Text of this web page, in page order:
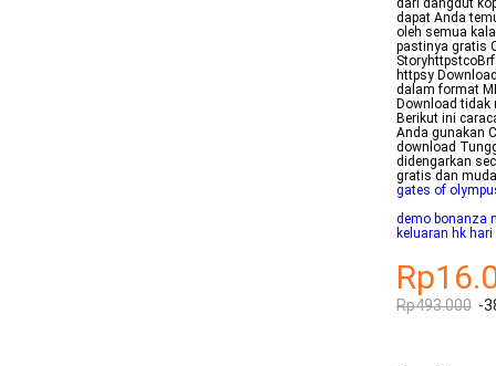
dari dangdut
dapat Anda
oleh semua
pastinya gratis
httpsy
dalam format
Download tidak
Berikut ini
Anda gunakan
download
didengarkan
gratis dan
gates of
demo bonanza
keluaran hk hari
Rp493.000 -